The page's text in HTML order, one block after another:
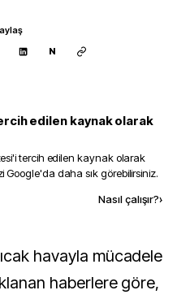
N
edilen kaynak olarak
'i tercih edilen kaynak olarak
Google'da daha sık görebilirsiniz.
Nasıl çalışır?›
haberlere göre,